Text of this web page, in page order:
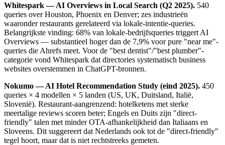
Whitespark — AI Overviews in Local Search (Q2 2025). 540
queries over Houston, Phoenix en Denver; zes industrieën
waaronder restaurants gerelateerd via lokale-intentie-queries.
Belangrijkste vinding: 68% van lokale-bedrijfsqueries triggert AI
Overviews — substantieel hoger dan de 7,9% voor pure "near me"-
queries die Ahrefs meet. Voor de "best dentist"/"best plumber"-
categorie vond Whitespark dat directories systematisch business
websites overstemmen in ChatGPT-bronnen.
Nokumo — AI Hotel Recommendation Study (eind 2025). 450
queries × 4 modellen × 5 landen (US, UK, Duitsland, Italië,
Slovenië). Restaurant-aangrenzend: hotelketens met sterke
meertalige reviews scoren beter; Engels en Duits zijn "direct-
friendly" talen met minder OTA-afhankelijkheid dan Italiaans en
Sloveens. Dit suggereert dat Nederlands ook tot de "direct-friendly"
tegel hoort, maar dat is niet rechtstreeks gemeten.